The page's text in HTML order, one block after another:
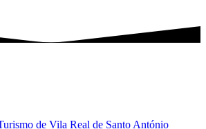
de Vila Real de Santo António